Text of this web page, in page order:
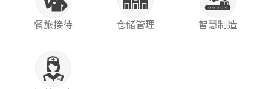
餐旅接待 仓储管理 智慧制造